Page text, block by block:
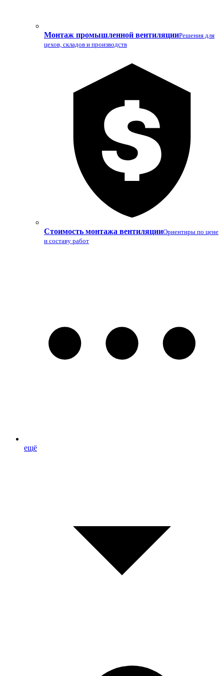
Монтаж промышленной вентиляцииРешения для
цехов, складов и производств
Стоимость монтажа вентиляцииОриентиры по цене
и составу работ
ещё